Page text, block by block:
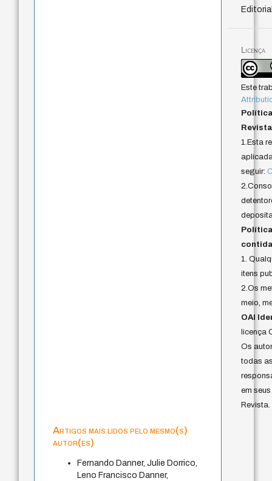
Licença
Este
1.Esta
seguir:
1.
itens
2.Os
meio,
OAI
licença
Os
todas
em
Revista.
Artigos mais lidos pelo mesmo(s)
autor(es)
Fernando Danner, Julie Dorrico,
Leno Francisco Danner,